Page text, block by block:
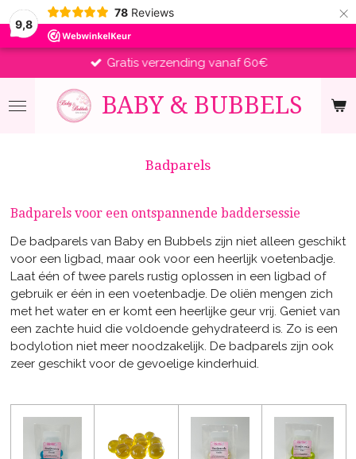
9,8
78 Reviews ×
BABY &BUBBELS
Gratis verzending vanaf 60€
Badparels
Badparels voor een ontspannende baddersessie
De badparels van Baby en Bubbels zijn niet alleen geschikt
voor een ligbad, maar ook voor een heerlijk voetenbadje.
Laat één of twee parels rustig oplossen in een ligbad of
gebruik er één in een voetenbadje. De oliën mengen zich
met het water en er komt een heerlijke geur vrij. Geniet van
een zachte huid die voldoende gehydrateerd is. Zo is een
bodylotion niet meer noodzakelijk. De badparels zijn ook
zeer geschikt voor de gevoelige kinderhuid.